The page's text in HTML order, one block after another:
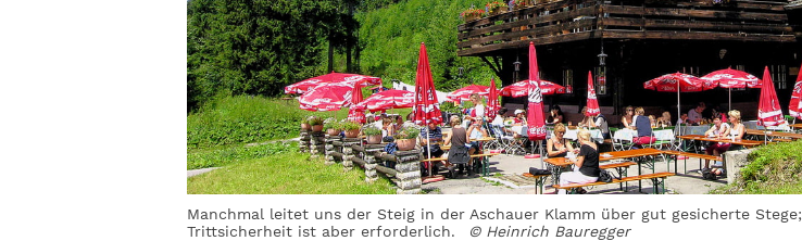
Manchmal leitet uns der Steig in der Aschauer Klamm über gut gesicherte Stege;
Trittsicherheit ist aber erforderlich.
© Heinrich Bauregger